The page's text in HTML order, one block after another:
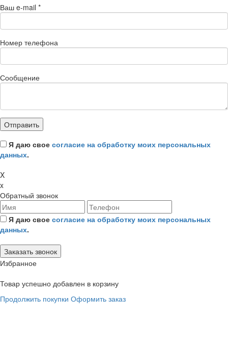
Ваш e-mail *
Номер телефона
Сообщение
Я даю свое согласие на обработку моих персональных
данных.
X
x
Обратный звонок
Я даю свое согласие на обработку моих персональных
данных.
Избранное
Товар успешно добавлен в корзину
Продолжить покупки Оформить заказ